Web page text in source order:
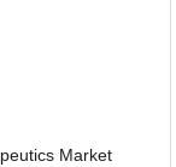
Market